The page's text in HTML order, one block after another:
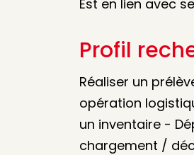
Est en lien avec
Profil
Réaliser un
opération
un inventaire -
chargement /